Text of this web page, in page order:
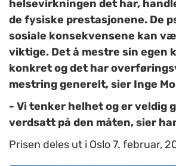
helsevirkningen det har,
de fysiske prestasjonene. De
sosiale konsekvensene kan
viktige. Det å mestre sin egen
konkret og det har
mestring generelt, sier Inge
- Vi tenker helhet og er veldig
verdsatt på den måten, sier
Prisen deles ut i Oslo 7. februar,